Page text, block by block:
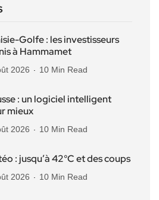
Golfe : les investisseurs
à Hammamet
2026 10 Min Read
: un logiciel intelligent
mieux
2026 10 Min Read
: jusqu’à 42°C et des coups
2026 10 Min Read